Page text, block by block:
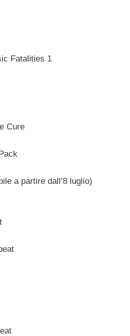
Fatalities 1
Cure
a partire dall’8 luglio)